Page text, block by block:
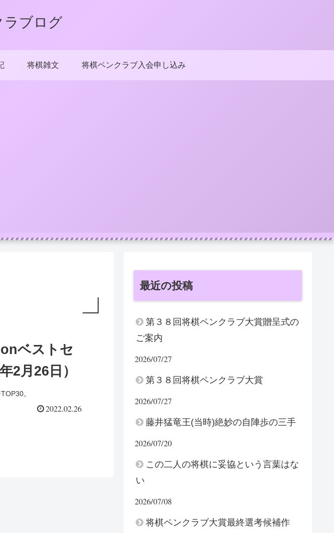
ラブログ
将棋雑文 将棋ペンクラブ入会申し込み
ベストセ
2月26日）
。
2022.02.26
最近の投稿
第３８回将棋ペンクラブ大賞贈呈式の
ご案内
2026/07/27
第３８回将棋ペンクラブ大賞
2026/07/27
藤井猛竜王(当時)絶妙の自陣歩の三手
2026/07/20
この二人の将棋に妥協という言葉はな
い
2026/07/08
将棋ペンクラブ大賞最終選考候補作